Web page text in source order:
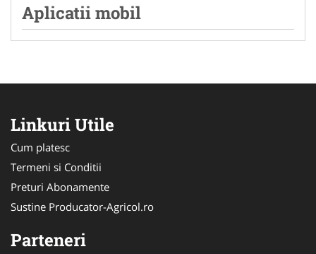
Aplicatii mobil
Linkuri Utile
Cum platesc
Termeni si Conditii
Preturi Abonamente
Sustine Producator-Agricol.ro
Parteneri